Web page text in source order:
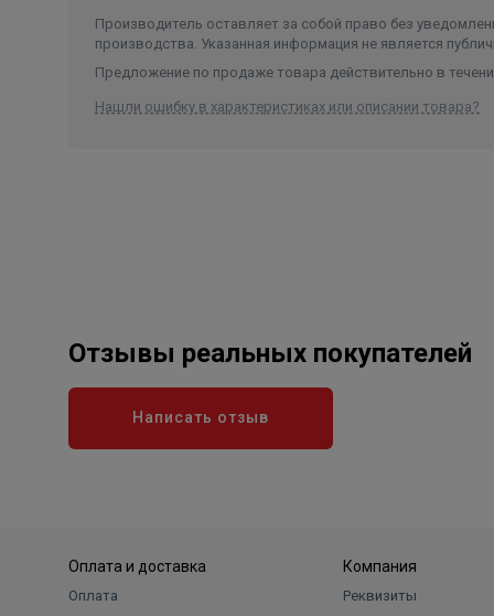
Производитель оставляет за собой право без
производства. Указанная информация не является
Предложение по продаже товара действительно в
Нашли ошибку в характеристиках или описании товара?
Отзывы реальных покупателей
Написать отзыв
Оплата и доставка
Оплата
Компания
Реквизиты